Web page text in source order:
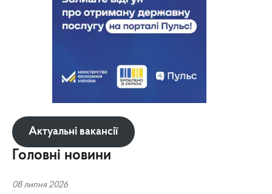
Актуальні вакансії
Головні новини
08 липня 2026